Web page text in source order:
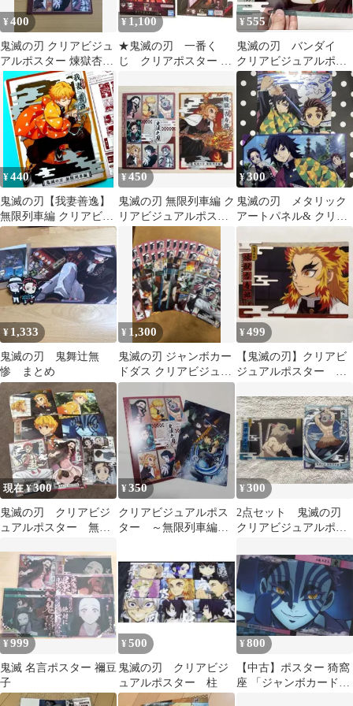
¥400
鬼滅の刃 クリアビジュ
アルポスター 煉獄杏寿
郎
¥1,100
★鬼滅の刃 一番く
じ クリアポスター 煉
ポスター 竈門禰豆子
¥555
鬼滅の刃 バンダイ
クリアビジュアルポス
ター 無限列車編 其
の壱 魘夢
¥440
鬼滅の刃【我妻善逸】
無限列車編 クリアビジ
ュアルポスター ～無限
列車編 其の壱～
¥450
鬼滅の刃 無限列車編 ク
リアビジュアルポスタ
ー 煉獄杏寿郎
¥300
鬼滅の刃 メタリック
アートパネル& クリア
¥ 1,333
鬼滅の刃 鬼舞辻無
惨 まとめ
¥ 1,300
鬼滅の刃 ジャンボカー
ドダス クリアビジュア
ルポスター 全18種
¥499
【鬼滅の刃】クリアビ
ジュアルポスター 無
続杏寿郎 A5
現在 ¥300
鬼滅の刃 クリアビジ
ュアルポスター 無限
¥350
クリアビジュアルポス
ター ～無限列車編
¥300
2点セット 鬼滅の刃
クリアビジュアルポス
¥999
鬼滅 名言ポスター 禰豆
子
¥ 500
鬼滅の刃 クリアビジ
ュアルポスター 柱
¥800
【中古】ポスター 猗窩
座 「ジャンボカードダ